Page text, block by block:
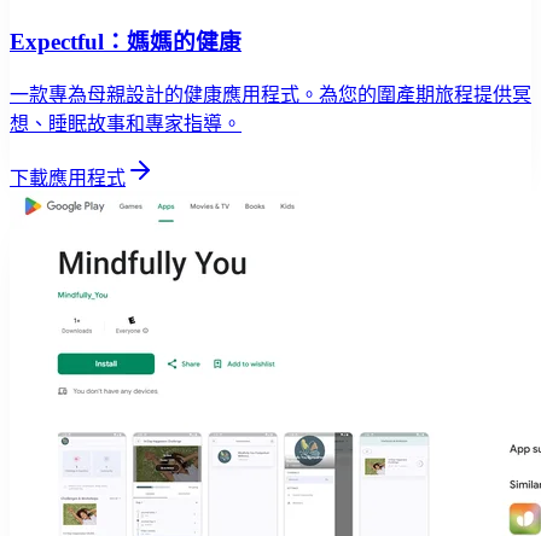
Expectful：媽媽的健康
一款專為母親設計的健康應用程式。為您的圍產期旅程提供冥
想、睡眠故事和專家指導。
下載應用程式